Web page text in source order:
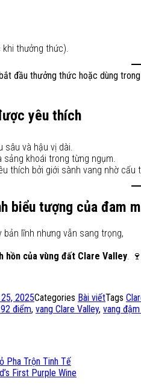
khi thưởng thức).
đầu thưởng thức hoặc dùng
yêu thích
sâu và hậu vị dài.
sảng khoái trong từng ngụm.
thích bởi giới sành vang nhờ
biểu tượng của đam
bản lĩnh nhưng vẫn sang trọng,
hồn của vùng đất Clare Valley . 🍷
2025Categories Bài viếtTags
điểm, vang Clare Valley, vang
Pha Trộn Tinh Tế
First Purple Wine